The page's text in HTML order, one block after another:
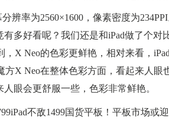
辨率为2560×1600，像素密度为
有多好看呢？我们还是和iPad做了个
，X Neo的色彩更鲜艳，相对来看，
方X Neo在整体色彩方面，看起来人眼
眼会更舒服一些，色彩非常鲜艳。